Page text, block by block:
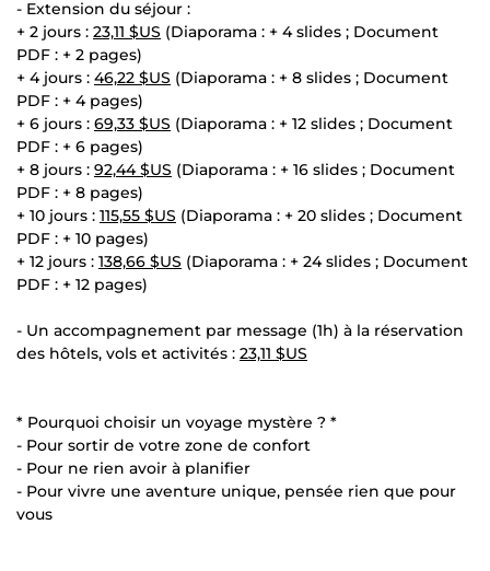
- Extension du séjour :
+ 2 jours : 23,11 $US (Diaporama : + 4 slides ; Document
PDF : + 2 pages)
+ 4 jours : 46,22 $US (Diaporama : + 8 slides ; Document
PDF : + 4 pages)
+ 6 jours : 69,33 $US (Diaporama : + 12 slides ; Document
PDF : + 6 pages)
+ 8 jours : 92,44 $US (Diaporama : + 16 slides ; Document
PDF : + 8 pages)
+ 10 jours : 115,55 $US (Diaporama : + 20 slides ; Document
PDF : + 10 pages)
+ 12 jours : 138,66 $US (Diaporama : + 24 slides ; Document
PDF : + 12 pages)
- Un accompagnement par message (1h) à la réservation
des hôtels, vols et activités : 23,11 $US
* Pourquoi choisir un voyage mystère ? *
- Pour sortir de votre zone de confort
- Pour ne rien avoir à planifier
- Pour vivre une aventure unique, pensée rien que pour
vous